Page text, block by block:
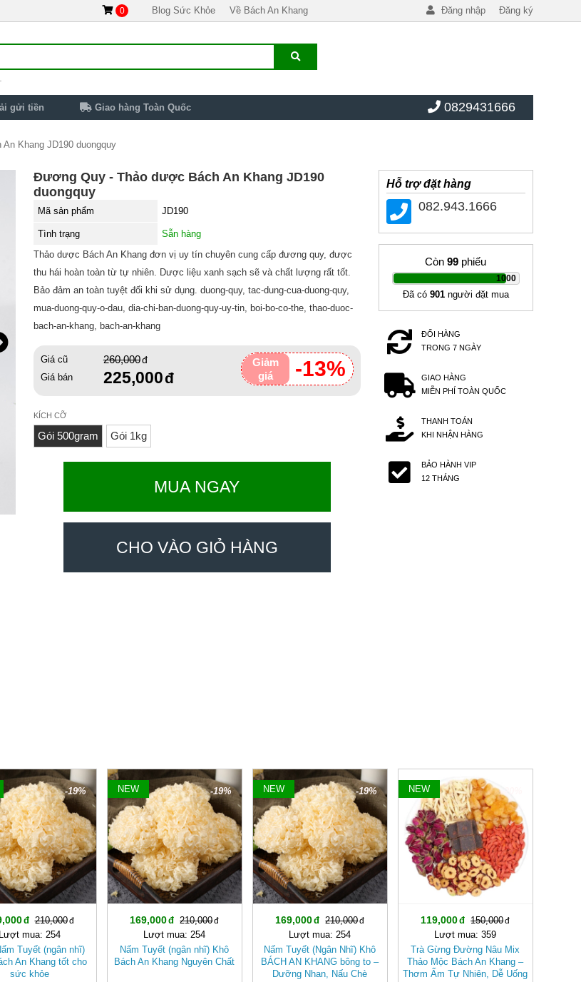
0 Blog Sức Khỏe Về Bách An Khang Đăng nhập Đăng ký
gửi tiền Giao hàng Toàn Quốc 0829431666
Khang JD190 duongquy
Đương Quy - Thảo dược Bách An Khang JD190
duongquy
Mã sản phẩm JD190
Tình trạng
Sẵn hàng
Thảo dược Bách An Khang đơn vị uy tín chuyên cung cấp đương quy, được
thu hái hoàn toàn từ tự nhiên. Dược liệu xanh sạch sẽ và chất lượng rất tốt.
Bảo đảm an toàn tuyệt đối khi sử dụng. duong-quy, tac-dung-cua-duong-quy,
mua-duong-quy-o-dau, dia-chi-ban-duong-quy-uy-tin, boi-bo-co-the, thao-duoc-
bach-an-khang, bach-an-khang
Giảm
giá
-13%
Giá cũ 260,000
Giá bán 225,000
KÍCH CỠ
Gói 500gram Gói 1kg
MUA NGAY
CHO VÀO GIỎ HÀNG
Hỗ trợ đặt hàng
082.943.1666
Còn99 phiếu
1000
|
Đã có 901người đặt mua
ĐỔI HÀNG
TRONG 7 NGÀY
GIAO HÀNG
MIỄN PHÍ TOÀN QUỐC
THANH TOÁN
KHI NHẬN HÀNG
BẢO HÀNH VIP
12 THÁNG
-19%
210,000
Lượt mua: 254
Tuyết (ngân nhĩ)
An Khang tốt cho
sức khỏe
-19%
NEW
169,000
210,000
Lượt mua: 254
Nấm Tuyết (ngân nhĩ) Khô
Bách An Khang Nguyên Chất
-19%
NEW
169,000
210,000
Lượt mua: 254
Nấm Tuyết (Ngân Nhĩ) Khô
BÁCH AN KHANG bông to –
Dưỡng Nhan, Nấu Chè
-20%
NEW
119,000
150,000
Lượt mua: 359
Trà Gừng Đường Nâu Mix
Thảo Mộc Bách An Khang –
Thơm Ấm Tự Nhiên, Dễ Uống